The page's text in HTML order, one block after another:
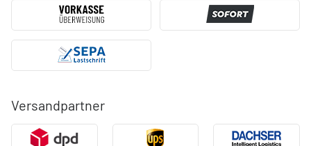
Versandpartner